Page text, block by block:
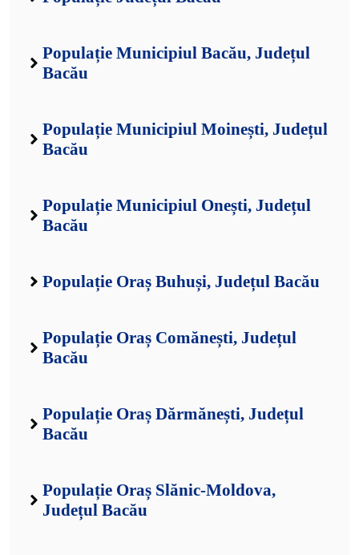
Populație Municipiul Bacău, Județul
Bacău
Populație Municipiul Moinești, Județul
Bacău
Populație Municipiul Onești, Județul
Bacău
Populație Oraș Buhuși, Județul Bacău
Populație Oraș Comănești, Județul
Bacău
Populație Oraș Dărmănești, Județul
Bacău
Populație Oraș Slănic-Moldova,
Județul Bacău